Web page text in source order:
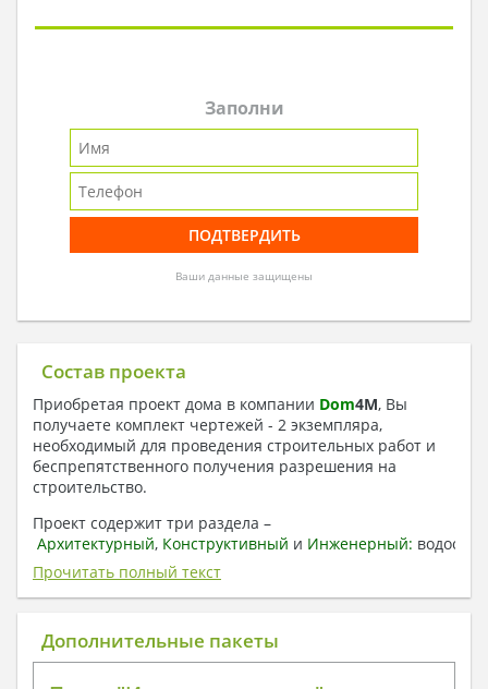
Заполни
Ваши данные защищены
Состав проекта
Приобретая проект дома в компании Dom4M, Вы
получаете комплект чертежей - 2 экземпляра,
необходимый для проведения строительных работ и
беспрепятственного получения разрешения на
строительство.
Проект содержит три раздела –
Архитектурный, Конструктивный и Инженерный:
отопление, вентиляция, канализация,
электроснабжение (приобретается за дополнительную
плату) + Пояснительная записка.
1. Архитектурный раздел:
Прочитать полный текст
Дополнительные пакеты